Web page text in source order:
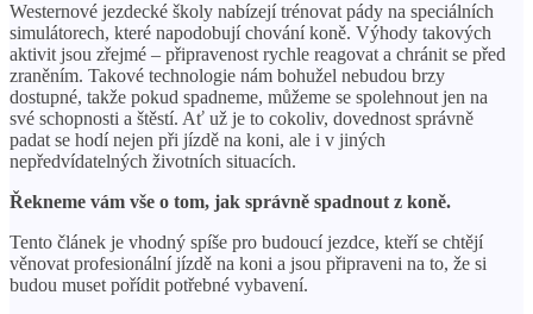
Westernové jezdecké školy nabízejí trénovat pády na speciálních
simulátorech, které napodobují chování koně. Výhody takových
aktivit jsou zřejmé – připravenost rychle reagovat a chránit se před
zraněním. Takové technologie nám bohužel nebudou brzy
dostupné, takže pokud spadneme, můžeme se spolehnout jen na
své schopnosti a štěstí. Ať už je to cokoliv, dovednost správně
padat se hodí nejen při jízdě na koni, ale i v jiných
nepředvídatelných životních situacích.
Řekneme vám vše o tom, jak správně spadnout z koně.
Tento článek je vhodný spíše pro budoucí jezdce, kteří se chtějí
věnovat profesionální jízdě na koni a jsou připraveni na to, že si
budou muset pořídit potřebné vybavení.